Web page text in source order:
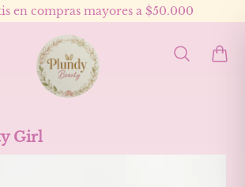
en compras mayores a $50.000
Girl